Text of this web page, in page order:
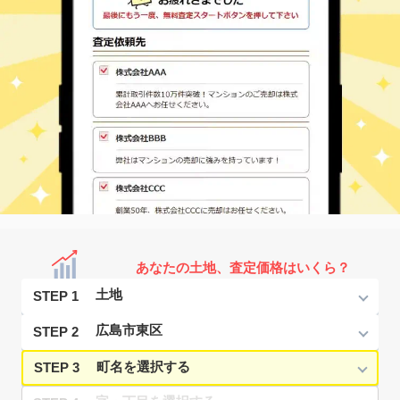
あなたの土地、査定価格はいくら？
STEP 1
STEP 2
STEP 3